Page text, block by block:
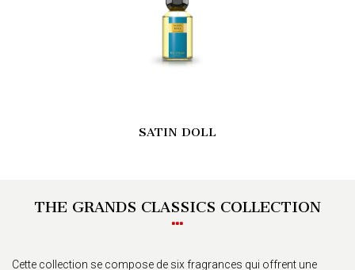
SATIN DOLL
THE GRANDS CLASSICS COLLECTION
Cette collection se compose de six fragrances qui offrent une